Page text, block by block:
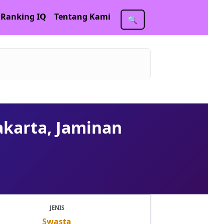
Ranking IQ Tentang Kami 🔍
Jaminan
JENIS
Swasta